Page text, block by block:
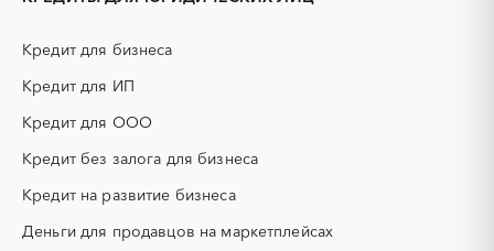
КТП
НИОКР
ОКР (опытно-
конструкторские работы)
ПГС (песчано-гравийная
смесь)
кабельные системы)
Воронежская область
Дагестан
Ивановская область
Иркутская область
Калужская область
Карачаево-Черкесская
Кредит для бизнеса
Кредит для ИП
Кредит для ООО
Кредит без залога для бизнеса
Кредит на развитие бизнеса
Деньги для продавцов на маркетплейсах